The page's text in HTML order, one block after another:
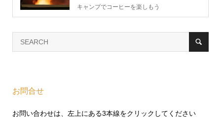
キャンプでコーヒーを楽しもう
お問合せ
お問い合わせは、左上にある3本線をクリックしてください